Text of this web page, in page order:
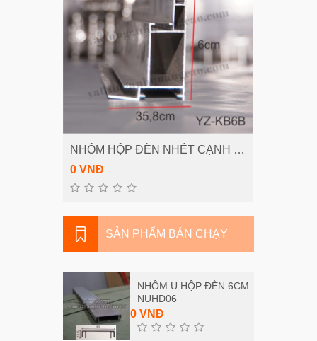
THÊM VÀO GIỎ
NHÔM HỘP ĐÈN NHÉT CẠNH 6CM
0 VNĐ
SẢN PHẨM BÁN CHẠY
NHÔM U HỘP ĐÈN 6CM
NUHD06
0 VNĐ